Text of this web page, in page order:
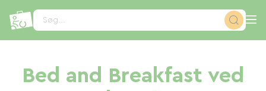
Søg...
Bed and Breakfast ved
CCookie-styringspanel